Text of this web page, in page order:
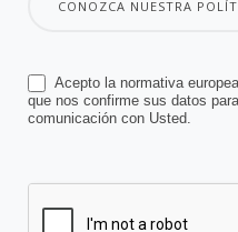
CONOZCA NUESTRA
Acepto la normativa
que nos confirme sus datos
comunicación con Usted.